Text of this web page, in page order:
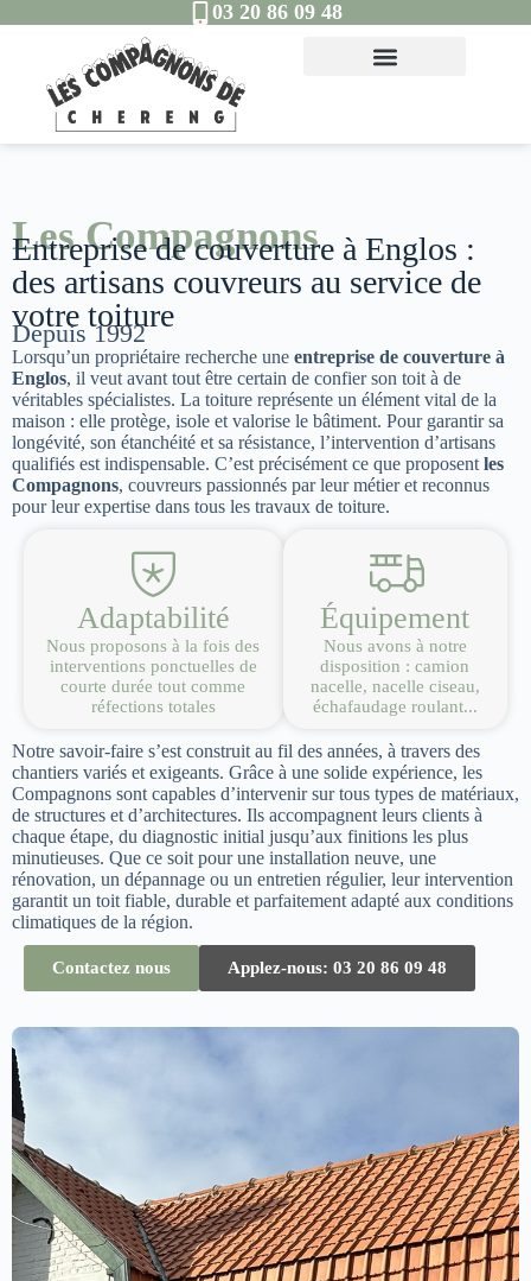
03 20 86 09 48
Les Compagnons
Entreprise de couverture à Englos :
des artisans couvreurs au service de
votre toiture
Depuis 1992
Lorsqu’un propriétaire recherche une entreprise de couverture à
Englos, il veut avant tout être certain de confier son toit à de
véritables spécialistes. La toiture représente un élément vital de la
maison : elle protège, isole et valorise le bâtiment. Pour garantir sa
longévité, son étanchéité et sa résistance, l’intervention d’artisans
qualifiés est indispensable. C’est précisément ce que proposent les
Compagnons, couvreurs passionnés par leur métier et reconnus
pour leur expertise dans tous les travaux de toiture.
Adaptabilité
Nous proposons à la fois des
interventions ponctuelles de
courte durée tout comme
réfections totales
Équipement
Nous avons à notre
disposition : camion
nacelle, nacelle ciseau,
échafaudage roulant...
Notre savoir-faire s’est construit au fil des années, à travers des
chantiers variés et exigeants. Grâce à une solide expérience, les
Compagnons sont capables d’intervenir sur tous types de matériaux,
de structures et d’architectures. Ils accompagnent leurs clients à
chaque étape, du diagnostic initial jusqu’aux finitions les plus
minutieuses. Que ce soit pour une installation neuve, une
rénovation, un dépannage ou un entretien régulier, leur intervention
garantit un toit fiable, durable et parfaitement adapté aux conditions
climatiques de la région.
Contactez nous Applez-nous: 03 20 86 09 48